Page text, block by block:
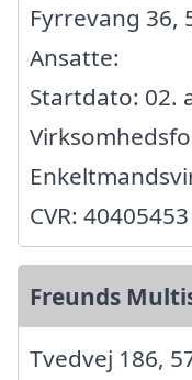
Fyrrevang 36,
Ansatte:
Startdato: 02.
CVR: 40405453
Freunds
Tvedvej 186,